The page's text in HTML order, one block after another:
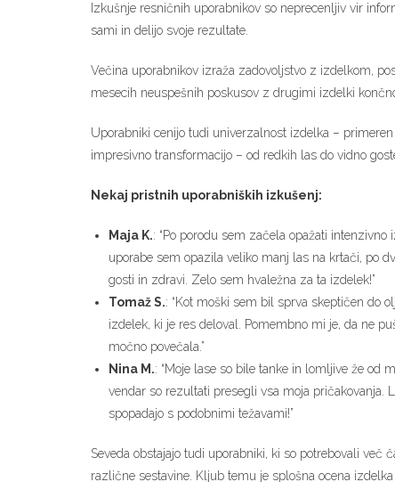
Izkušnje resničnih uporabnikov so neprecenljiv vir
sami in delijo svoje rezultate.
Večina uporabnikov izraža zadovoljstvo z izdelkom,
mesecih neuspešnih poskusov z drugimi izdelki
Uporabniki cenijo tudi univerzalnost izdelka –
impresivno transformacijo – od redkih las do vidno
Nekaj pristnih uporabniških izkušenj:
Maja K.: “Po porodu sem začela opažati
uporabe sem opazila veliko manj las na krtači, po
gosti in zdravi. Zelo sem hvaležna za ta izdelek!”
Tomaž S.: “Kot moški sem bil sprva skeptičen do
izdelek, ki je res deloval. Pomembno mi je, da ne
močno povečala.”
Nina M.: “Moje lase so bile tanke in lomljive že od
vendar so rezultati presegli vsa moja pričakovanja.
spopadajo s podobnimi težavami!”
Seveda obstajajo tudi uporabniki, ki so potrebovali
različne sestavine. Kljub temu je splošna ocena